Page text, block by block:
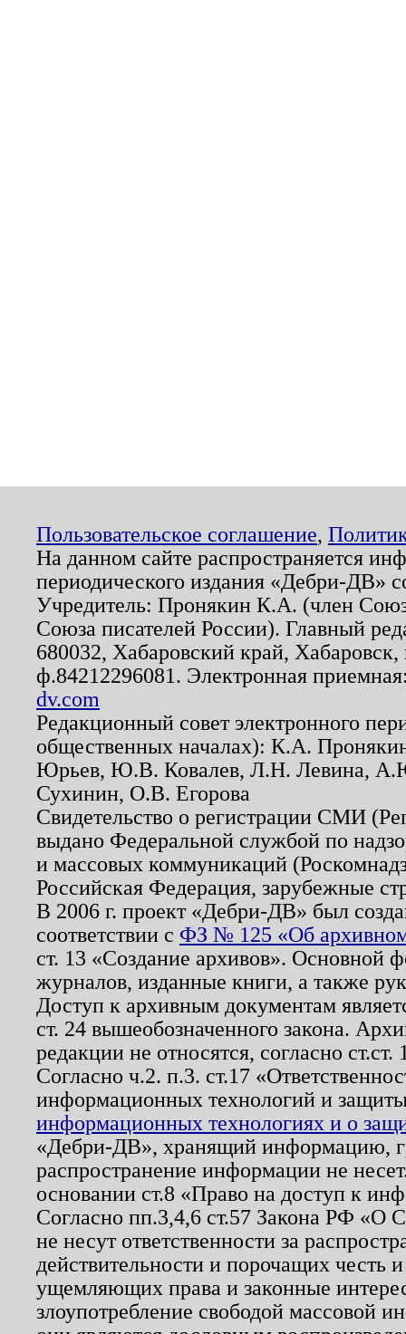
Пользовательское соглашение,
На данном сайте распространяется
периодического издания «Дебри-ДВ»
Учредитель: Пронякин К.А. (член
Союза писателей России). Главный
680032, Хабаровский край,
ф.84212296081. Электронная
dv.com
Редакционный совет электронного
общественных началах): К.А.
Юрьев, Ю.В. Ковалев, Л.Н. Левина,
Сухинин, О.В. Егорова
Свидетельство о регистрации СМИ
выдано Федеральной службой по
и массовых коммуникаций
Российская Федерация, зарубежные
В 2006 г. проект «Дебри-ДВ» был
соответствии с ФЗ № 125 «Об
ст. 13 «Создание архивов». Основной
журналов, изданные книги, а также
Доступ к архивным документам
ст. 24 вышеобозначенного закона.
редакции не относятся, согласно
Согласно ч.2. п.3. ст.17
информационных технологий и
информационных технологиях и о
«Дебри-ДВ», хранящий информацию,
распространение информации не
основании ст.8 «Право на доступ к
Согласно пп.3,4,6 ст.57 Закона РФ «О
не несут ответственности за
действительности и порочащих честь
ущемляющих права и законные
злоупотребление свободой массовой